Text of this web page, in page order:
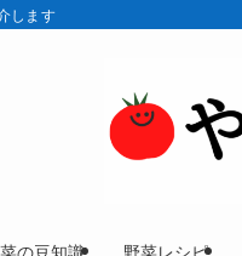
します
の豆知識 野菜レシピ